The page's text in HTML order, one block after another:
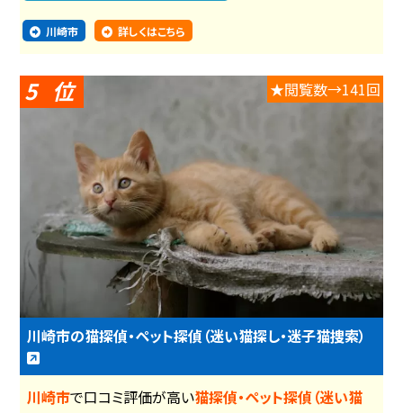
川崎市 詳しくはこちら
5 ★閲覧数→141回
川崎市の猫探偵・ペット探偵（迷い猫探し・迷子猫捜索）
川崎市で口コミ評価が高い猫探偵・ペット探偵（迷い猫